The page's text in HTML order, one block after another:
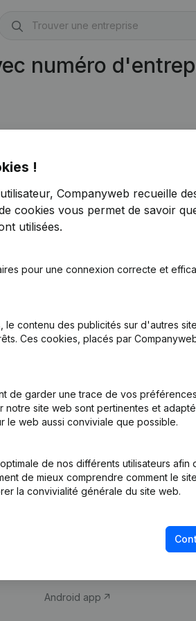
numéro
!
Companyweb recueille
cookies vous permet de savoir
utilisées.
pour une connexion correcte et
le contenu des publicités sur d'autres
Ces cookies, placés par
de garder une trace de vos
notre site web sont pertinentes et
web aussi conviviale que possible.
de nos différents utilisateurs
de mieux comprendre comment le
la convivialité générale du site web.
Produit
d’entreprise
Monitoring
Android app